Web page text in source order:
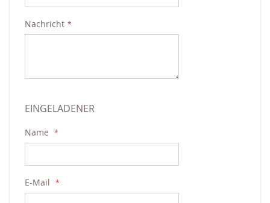
Nachricht
EINGELADENER
Name
E-Mail